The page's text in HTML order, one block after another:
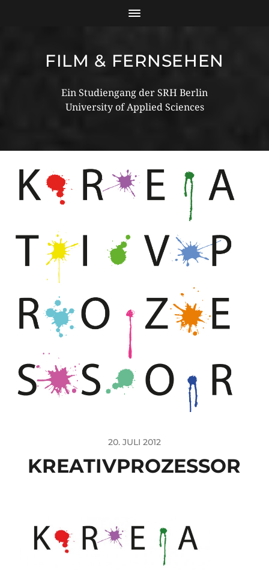
FILM & FERNSEHEN
Ein Studiengang der SRH Berlin
University of Applied Sciences
20. JULI 2012
KREATIVPROZESSOR